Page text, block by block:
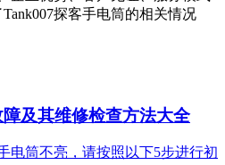
探客手电筒的相关情况
及其维修检查方法大全
筒不亮，请按照以下5步进行初